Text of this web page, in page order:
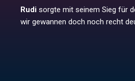
Rudi sorgte mit seinem Sieg für
wir gewannen doch noch recht